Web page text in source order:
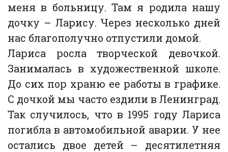
меня в больницу. Там я родила нашу
дочку – Ларису. Через несколько дней
нас благополучно отпустили домой.
Лариса росла творческой девочкой.
Занималась в художественной школе.
До сих пор храню ее работы в графике.
С дочкой мы часто ездили в Ленинград.
Так случилось, что в 1995 году Лариса
погибла в автомобильной аварии. У нее
остались двое детей – десятилетняя